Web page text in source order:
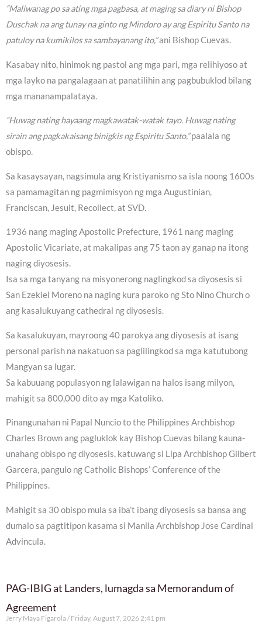
“Maliwanag po sa ating mga pagbasa, at maging sa diary ni Bishop
Duschak na ang tunay na ginto ng Mindoro ay ang Espiritu Santo na
patuloy na kumikilos sa sambayanang ito,”ani Bishop Cuevas.
Kasabay nito, hinimok ng pastol ang mga pari, mga relihiyoso at
mga layko na pangalagaan at panatilihin ang pagbubuklod bilang
mga mananampalataya.
“Huwag nating hayaang magkawatak-watak tayo. Huwag nating
sirain ang pagkakaisang binigkis ng Espiritu Santo,”paalala ng
obispo.
Sa kasaysayan, nagsimula ang Kristiyanismo sa isla noong 1600s
sa pamamagitan ng pagmimisyon ng mga Augustinian,
Franciscan, Jesuit, Recollect, at SVD.
1936 nang maging Apostolic Prefecture, 1961 nang maging
Apostolic Vicariate, at makalipas ang 75 taon ay ganap na itong
naging diyosesis.
Isa sa mga tanyang na misyonerong naglingkod sa diyosesis si
San Ezekiel Moreno na naging kura paroko ng Sto Nino Church o
ang kasalukuyang cathedral ng diyosesis.
Sa kasalukuyan, mayroong 40 parokya ang diyosesis at isang
personal parish na nakatuon sa paglilingkod sa mga katutubong
Mangyan sa lugar.
Sa kabuuang populasyon ng lalawigan na halos isang milyon,
mahigit sa 800,000 dito ay mga Katoliko.
Pinangunahan ni Papal Nuncio to the Philippines Archbishop
Charles Brown ang pagluklok kay Bishop Cuevas bilang kauna-
unahang obispo ng diyosesis, katuwang si Lipa Archbishop Gilbert
Garcera, pangulo ng Catholic Bishops’ Conference of the
Philippines.
Mahigit sa 30 obispo mula sa iba’t ibang diyosesis sa bansa ang
dumalo sa pagtitipon kasama si Manila Archbishop Jose Cardinal
Advincula.
PAG-IBIG at Landers, lumagda sa Memorandum of
Agreement
Jerry Maya Figarola Friday, August 7, 2026 2:41 pm